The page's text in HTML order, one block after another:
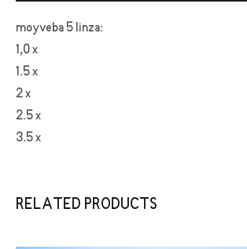
moyveba 5 linza:
1,0 x
1.5 x
2 x
2.5 x
3.5 x
RELATED PRODUCTS